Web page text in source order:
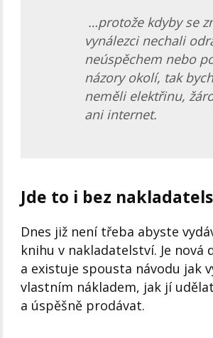
…protože kdyby se
vynálezci nechali
neúspěchem nebo
názory okolí, tak
neměli elektřinu,
ani internet.
Jde to i bez
Dnes již není třeba abyste
knihu v nakladatelství. Je nová
a existuje spousta návodu jak
vlastním nákladem, jak jí
a úspěšně prodávat.